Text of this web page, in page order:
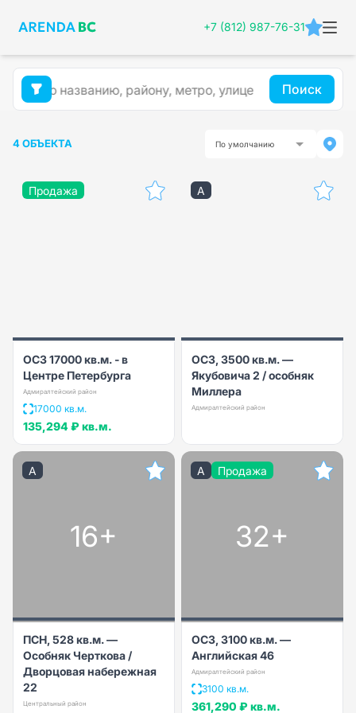
+7 (812) 987-76-31
Поиск
4 ОБЪЕКТА По умолчанию
Продажа
ОСЗ 17000 кв.м. - в
Центре Петербурга
Адмиралтейский район
17000 кв.м.
135,294 ₽ кв.м.
A
ОСЗ, 3500 кв.м. —
Якубовича 2 / особняк
Миллера
Адмиралтейский район
A
16+
ПСН, 528 кв.м. —
Особняк Черткова /
Дворцовая набережная
22
Центральный район
A Продажа
32+
ОСЗ, 3100 кв.м. —
Английская 46
Адмиралтейский район
3100 кв.м.
361,290 ₽ кв.м.